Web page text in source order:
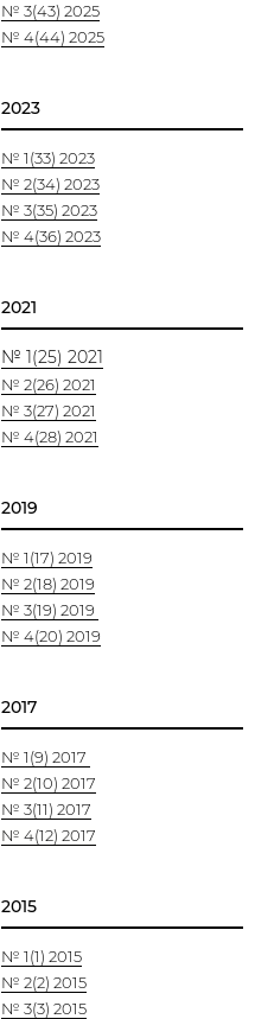
№ 3(43) 2025
№ 4(44) 2025
2023
№ 1(33) 2023
№ 2(34) 2023
№ 3(35) 2023
№ 4(36) 2023
2021
№ 1(25) 2021
№ 2(26) 2021
№ 3(27) 2021
№ 4(28) 2021
2019
№ 1(17) 2019
№ 2(18) 2019
№ 3(19) 2019
№ 4(20) 2019
2017
№ 1(9) 2017
№ 2(10) 2017
№ 3(11) 2017
№ 4(12) 2017
2015
№ 1(1) 2015
№ 2(2) 2015
№ 3(3) 2015